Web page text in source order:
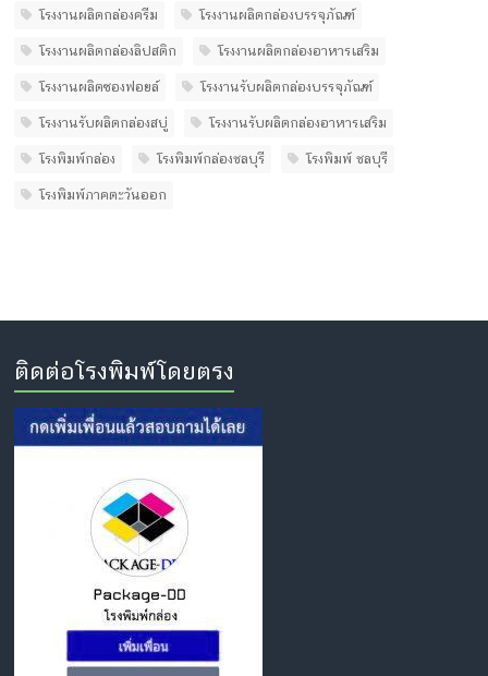
โรงงานผลิตกล่องครีม โรงงานผลิตกล่องบรรจุภัณฑ์
โรงงานผลิตกล่องลิปสติก โรงงานผลิตกล่องอาหารเสริม
โรงงานผลิตซองฟอยล์ โรงงานรับผลิตกล่องบรรจุภัณฑ์
โรงงานรับผลิตกล่องสบู่ โรงงานรับผลิตกล่องอาหารเสริม
โรงพิมพ์กล่อง โรงพิมพ์กล่องชลบุรี โรงพิมพ์ ชลบุรี
โรงพิมพ์ภาคตะวันออก
ติดต่อโรงพิมพ์โดยตรง